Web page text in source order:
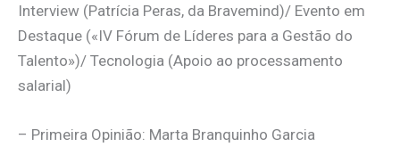
Interview (Patrícia Peras, da Bravemind)/ Evento em
Destaque («IV Fórum de Líderes para a Gestão do
Talento»)/ Tecnologia (Apoio ao processamento
salarial)
– Primeira Opinião: Marta Branquinho Garcia